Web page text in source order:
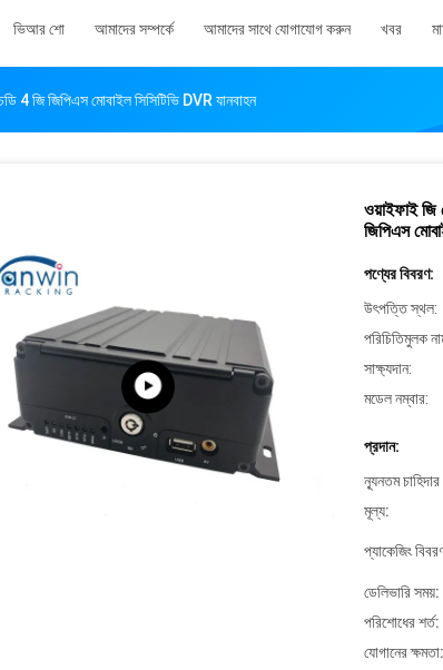
ভিআর শো আমাদের সম্পর্কে আমাদের সাথে যোগাযোগ করুন খবর
4 জি জিপিএস মোবাইল সিসিটিভি DVR যানবাহন
ওয়াইফাই জি
জিপিএস
পণ্যের বিবরণ:
উৎপত্তি স্থল:
পরিচিতিমুলক
সাক্ষ্যদান:
মডেল নম্বার:
প্রদান:
ন্যূনতম চাহিদার
মূল্য:
প্যাকেজিং
ডেলিভারি সময়:
পরিশোধের শর্ত:
যোগানের ক্ষমতা: